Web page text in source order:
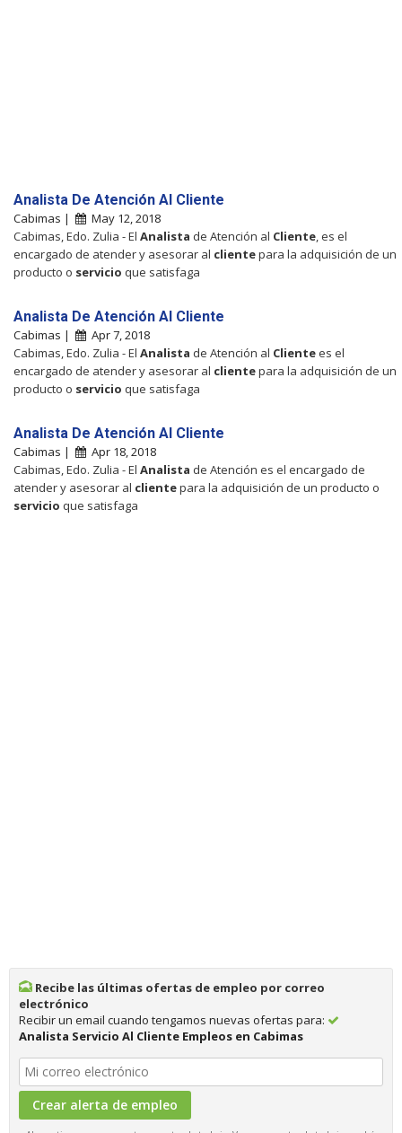
Analista De Atención Al Cliente
Cabimas |
May 12, 2018
Cabimas, Edo. Zulia - El Analista de Atención al Cliente , es el
encargado de atender y asesorar al clientepara la adquisición de un
producto o servicio que satisfaga
Analista De Atención Al Cliente
Cabimas |
Apr 7, 2018
Cabimas, Edo. Zulia - El Analista de Atención al Clientees el
encargado de atender y asesorar al clientepara la adquisición de un
producto o servicio que satisfaga
Analista De Atención Al Cliente
Cabimas |
Apr 18, 2018
Cabimas, Edo. Zulia - El Analista de Atención es el encargado de
atender y asesorar al clientepara la adquisición de un producto o
servicio que satisfaga
Recibe las últimas ofertas de empleo por correo
electrónico
Recibir un email cuando tengamos nuevas ofertas para:
Analista Servicio Al Cliente Empleos en Cabimas